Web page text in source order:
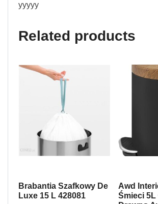
yyyyy
Related products
Brabantia Szafkowy De
Luxe 15 L 428081
Awd
Śmieci 5L